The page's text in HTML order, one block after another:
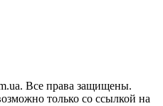
Все права защищены.
только со ссылкой на